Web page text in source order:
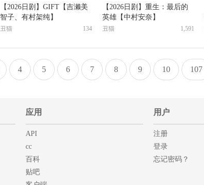
【2026日剧】GIFT【吉濑美
智子、有村架纯】
134
丑猫
【2026日剧】重生：最后的
英雄【中村安奈】
1,591
丑猫
4 5 6 7 8 9 10 107
应用
API
cc
百科
贴吧
用户
注册
登录
忘记密码？